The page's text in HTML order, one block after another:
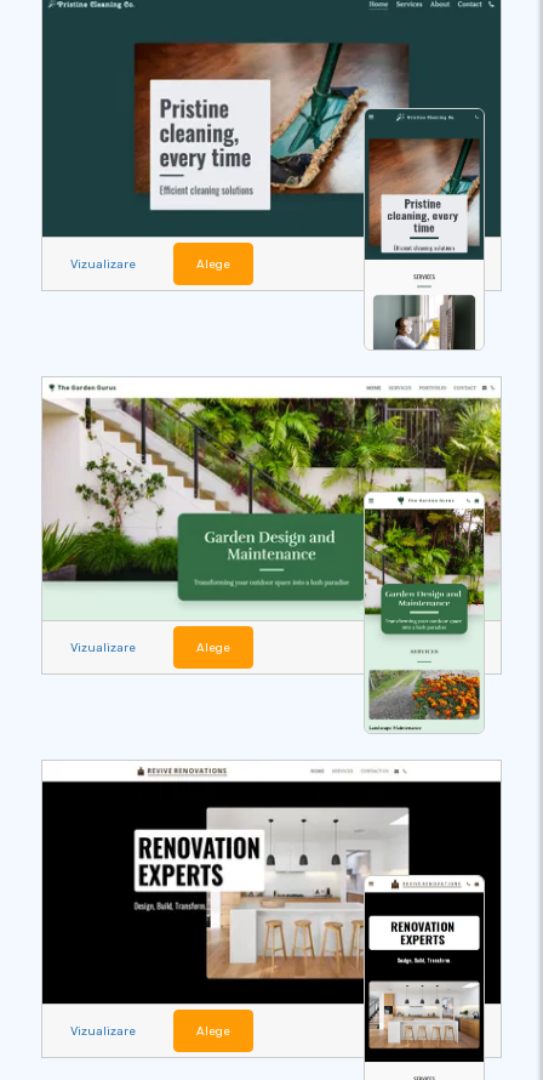
Vizualizare Alege
Vizualizare Alege
Vizualizare Alege